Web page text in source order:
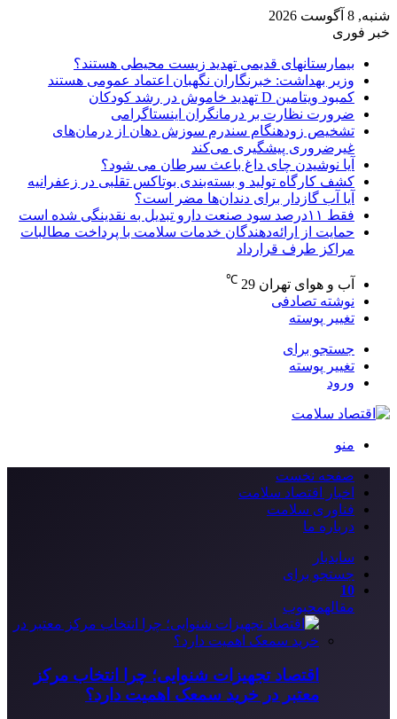
شنبه, 8 آگوست 2026
خبر فوری
بیمارستانهای قدیمی تهدید زیست محیطی هستند؟
وزیر بهداشت: خبرنگاران نگهبان اعتماد عمومی هستند
کمبود ویتامین D تهدید خاموش در رشد کودکان
ضرورت نظارت بر درمانگران اینستاگرامی
تشخیص زودهنگام سندرم سوزش دهان از درمان‌های
غیرضروری پیشگیری می‌کند
آیا نوشیدن چای داغ باعث سرطان می شود؟
کشف کارگاه تولید و بسته‌بندی بوتاکس تقلبی در زعفرانیه
آیا آب گازدار برای دندان‌ها مضر است؟
فقط ۱۱‌درصد سود صنعت دارو تبدیل به نقدینگی شده است
حمایت از ارائه‌دهندگان خدمات سلامت با پرداخت مطالبات
مراکز طرف قرارداد
آب و هوای تهران 29
℃
نوشته تصادفی
تغییر پوسته
جستجو برای
تغییر پوسته
ورود
منو
صفحه نخست
اخبار اقتصاد سلامت
فناوری سلامت
درباره ما
سایدبار
جستجو برای
10
مقالهمحبوب
اقتصاد تجهیزات شنوایی؛ چرا انتخاب مرکز
معتبر در خرید سمعک اهمیت دارد؟